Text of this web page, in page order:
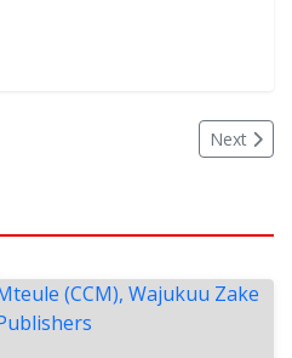
Next